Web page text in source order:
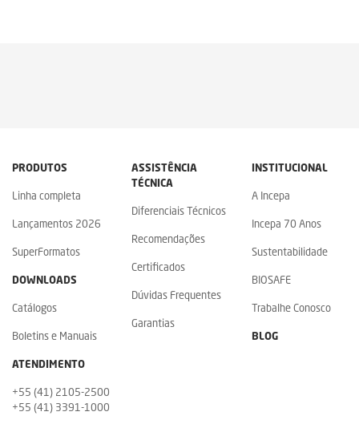
PRODUTOS
Linha completa
Lançamentos 2026
SuperFormatos
DOWNLOADS
Catálogos
Boletins e Manuais
ASSISTÊNCIA
TÉCNICA
Diferenciais Técnicos
Recomendações
Certificados
Dúvidas Frequentes
Garantias
INSTITUCIONAL
A Incepa
Incepa 70 Anos
Sustentabilidade
BIOSAFE
Trabalhe Conosco
BLOG
ATENDIMENTO
+55 (41) 2105-2500
+55 (41) 3391-1000